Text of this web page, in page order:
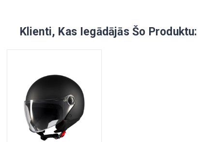
Klienti, Kas Iegādājās Šo Produktu: